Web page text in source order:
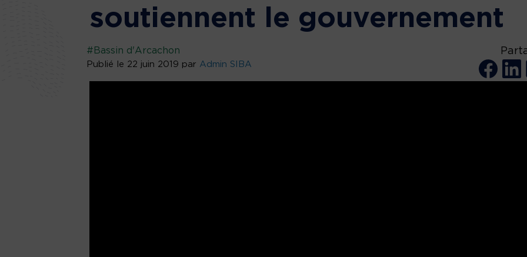
soutiennent le gouvernement
#Bassin d'Arcachon
Publié le 22 juin 2019 par Admin SIBA